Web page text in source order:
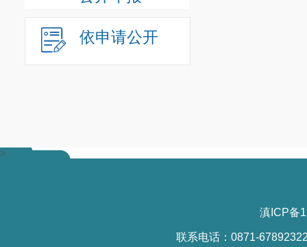
依申请公开
>
滇ICP备
联系电话：0871-